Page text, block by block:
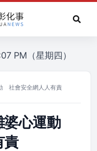
PM（星期四）
社會安全網人人有責
婆心運動
責